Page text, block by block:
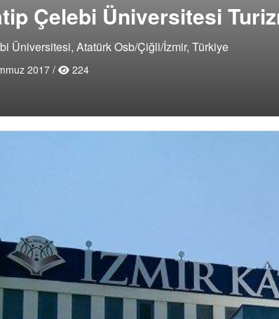
Çelebi Üniversitesi
Üniversitesi, Atatürk Osb/Çiğli/İzmir, Türkiye
2017 / 224